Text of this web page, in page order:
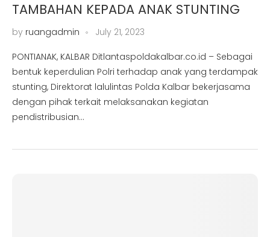
TAMBAHAN KEPADA ANAK STUNTING
by ruangadmin July 21, 2023
PONTIANAK, KALBAR Ditlantaspoldakalbar.co.id – Sebagai
bentuk keperdulian Polri terhadap anak yang terdampak
stunting, Direktorat lalulintas Polda Kalbar bekerjasama
dengan pihak terkait melaksanakan kegiatan
pendistribusian…